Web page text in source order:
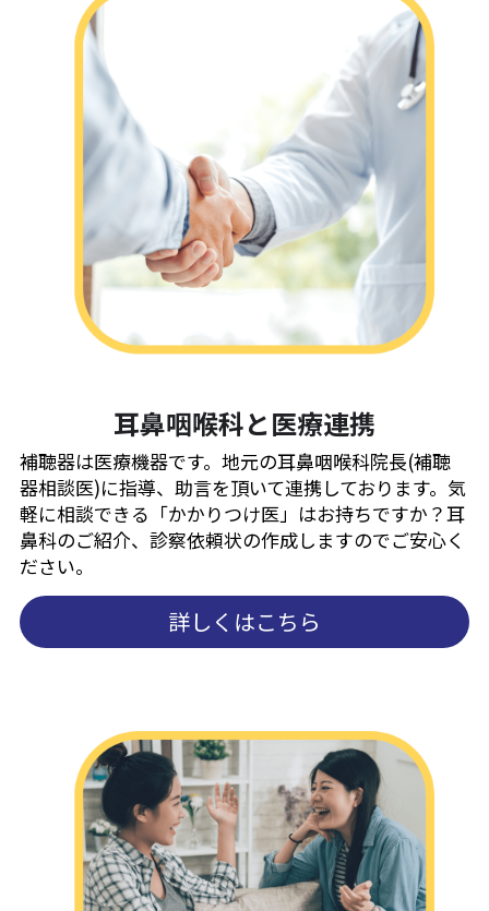
耳鼻咽喉科と医療連携
補聴器は医療機器です。地元の耳鼻咽喉科院長(補聴
器相談医)に指導、助言を頂いて連携しております。気
軽に相談できる「かかりつけ医」はお持ちですか？耳
鼻科のご紹介、診察依頼状の作成しますのでご安心く
ださい。
詳しくはこちら